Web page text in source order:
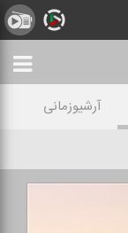
آرشیوزمانی